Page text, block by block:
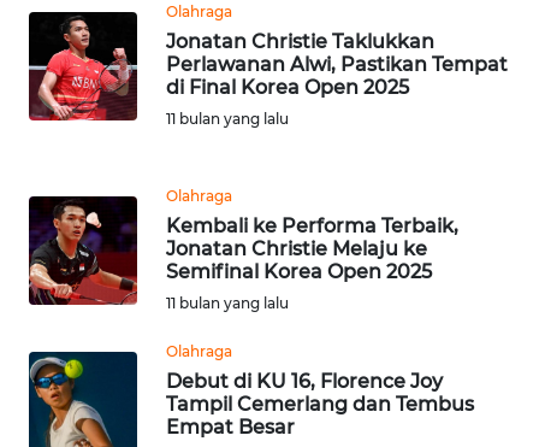
Olahraga
Jonatan Christie Taklukkan
Perlawanan Alwi, Pastikan Tempat
di Final Korea Open 2025
11 bulan yang lalu
Olahraga
Kembali ke Performa Terbaik,
Jonatan Christie Melaju ke
Semifinal Korea Open 2025
11 bulan yang lalu
Olahraga
Debut di KU 16, Florence Joy
Tampil Cemerlang dan Tembus
Empat Besar
REDAKSI
KARIR
Wahana
News
Regional
SUMUT
WN